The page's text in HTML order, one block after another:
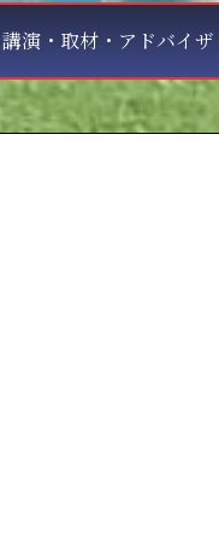
講演・取材・アドバイ